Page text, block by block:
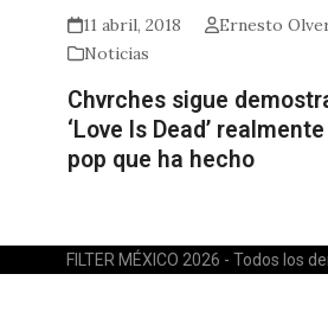
11 abril, 2018
Ernesto
Noticias
Chvrches sigue
‘Love Is Dead’
pop que ha hecho
FILTER MÉXICO 2026 - Todos los